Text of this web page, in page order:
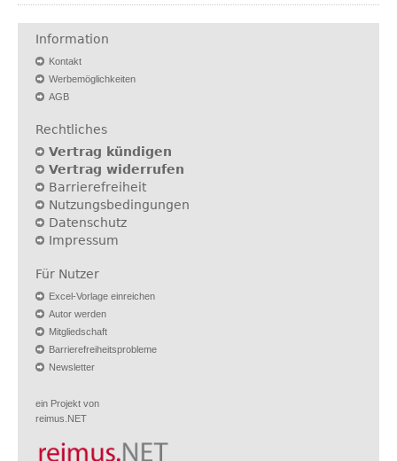
Information
Kontakt
Werbemöglichkeiten
AGB
Rechtliches
Vertrag kündigen
Vertrag widerrufen
Barrierefreiheit
Nutzungsbedingungen
Datenschutz
Impressum
Für Nutzer
Excel-Vorlage einreichen
Autor werden
Mitgliedschaft
Barrierefreiheitsprobleme
Newsletter
ein Projekt von
reimus.NET